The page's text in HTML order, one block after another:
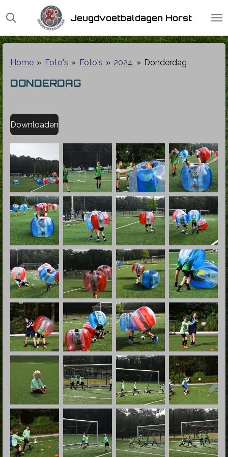
Ga
direct
naar
hoofdinhoud
Jeugdvoetbaldagen Horst
Home » Foto's » Foto's » 2024 » Donderdag
DONDERDAG
Downloaden